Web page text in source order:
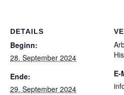
DETAILS
Beginn:
28. September 2024
Ende:
29. September 2024
E-